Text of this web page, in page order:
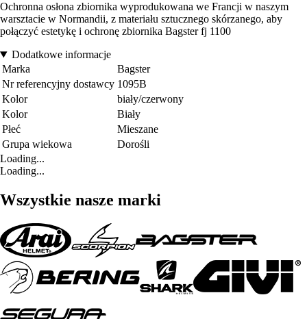
Ochronna osłona zbiornika wyprodukowana we Francji w naszym
warsztacie w Normandii, z materiału sztucznego skórzanego, aby
połączyć estetykę i ochronę zbiornika Bagster fj 1100
Dodatkowe informacje
Marka
Bagster
Nr referencyjny dostawcy 1095B
Kolor
biały/czerwony
Kolor
Biały
Płeć
Mieszane
Grupa wiekowa
Dorośli
Loading...
Loading...
Wszystkie nasze marki